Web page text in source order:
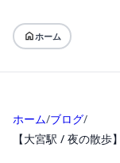
ホーム
ホーム/ブログ/